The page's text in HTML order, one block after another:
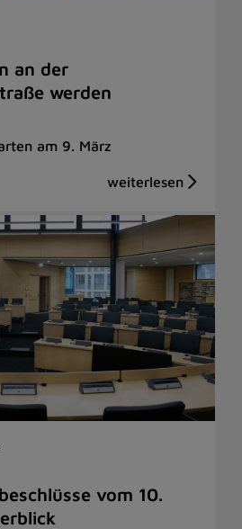
an der
werden
am 9. März
vom 10.